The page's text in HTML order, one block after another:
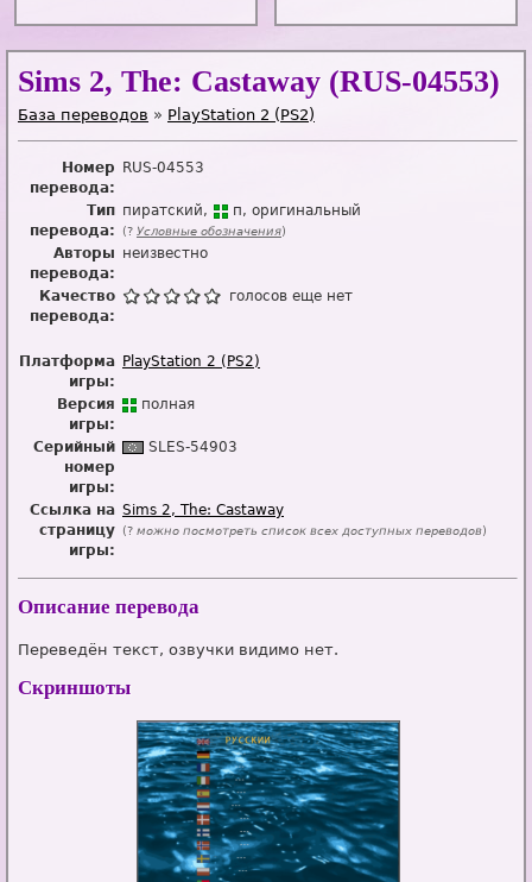
Sims 2, The: Castaway (RUS-04553)
База переводов » PlayStation 2 (PS2)
Номер
перевода:
RUS-04553
Тип
перевода:
пиратский п оригинальный
(? Условные обозначения)
Авторы
перевода:
неизвестно
Качество
перевода:
голосов еще нет
Платформа
игры:
PlayStation 2 (PS2)
Версия
игры:
полная
Серийный
номер
игры:
SLES-54903
Ссылка на
страницу
игры:
Sims 2, The: Castaway
(? можно посмотреть список всех доступных переводов)
Описание перевода
Переведён текст, озвучки видимо нет.
Скриншоты